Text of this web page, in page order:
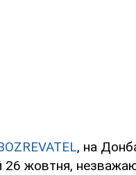
, на
26 жовтня,